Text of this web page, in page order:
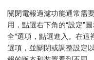
關閉電報過濾功能通常需
用，點選右下角的“設定”
全”選項，點選進入。在這
選項，並關閉或調整設定